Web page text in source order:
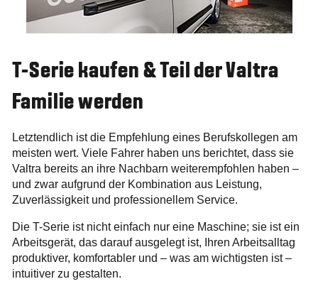
T-Serie kaufen & Teil der Valtra
Familie werden
Letztendlich ist die Empfehlung eines Berufskollegen am
meisten wert. Viele Fahrer haben uns berichtet, dass sie
Valtra bereits an ihre Nachbarn weiterempfohlen haben –
und zwar aufgrund der Kombination aus Leistung,
Zuverlässigkeit und professionellem Service.
Die T-Serie ist nicht einfach nur eine Maschine; sie ist ein
Arbeitsgerät, das darauf ausgelegt ist, Ihren Arbeitsalltag
produktiver, komfortabler und – was am wichtigsten ist –
intuitiver zu gestalten.